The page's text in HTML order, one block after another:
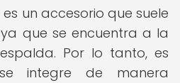
un accesorio que suele
que se encuentra a la
Por lo tanto, es
integre de manera